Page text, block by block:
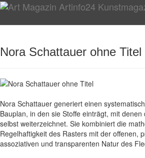
Nora Schattauer ohne
Nora Schattauer generiert einen
Bauplan, in den sie Stoffe einträgt, mit
selbst weiterzeichnet. Sie kombiniert die
Regelhaftigkeit des Rasters mit der offenen,
assoziativen und transparenten Natur des